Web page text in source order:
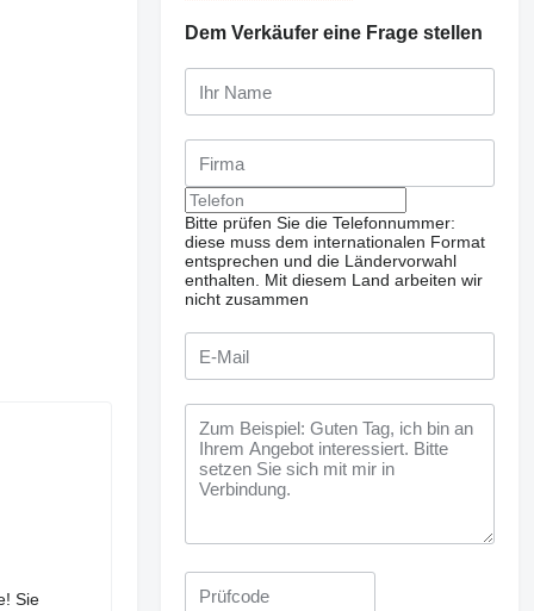
Sie
Dem Verkäufer eine Frage stellen
Bitte prüfen Sie die Telefonnummer:
diese muss dem internationalen Format
entsprechen und die Ländervorwahl
enthalten.
Mit diesem Land arbeiten wir
nicht zusammen